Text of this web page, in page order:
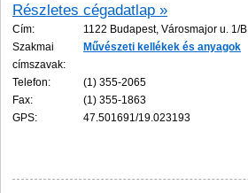
Részletes cégadatlap »
Cím:
1122 Budapest, Városmajor u. 1/B
Szakmai
címszavak:
Művészeti kellékek és anyagok
Telefon:
(1) 355-2065
Fax:
(1) 355-1863
GPS:
47.501691/19.023193